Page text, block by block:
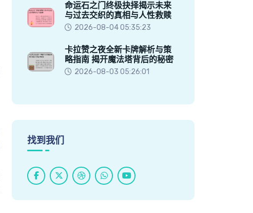
命运石之门终极抉择揭示未来
与过去交织的真相与人性救赎
2026-08-04 05:35:23
卡拉赞之夜全新卡牌解析与策
略指南 揭开魔法塔背后的秘密
2026-08-03 05:26:01
找到我们